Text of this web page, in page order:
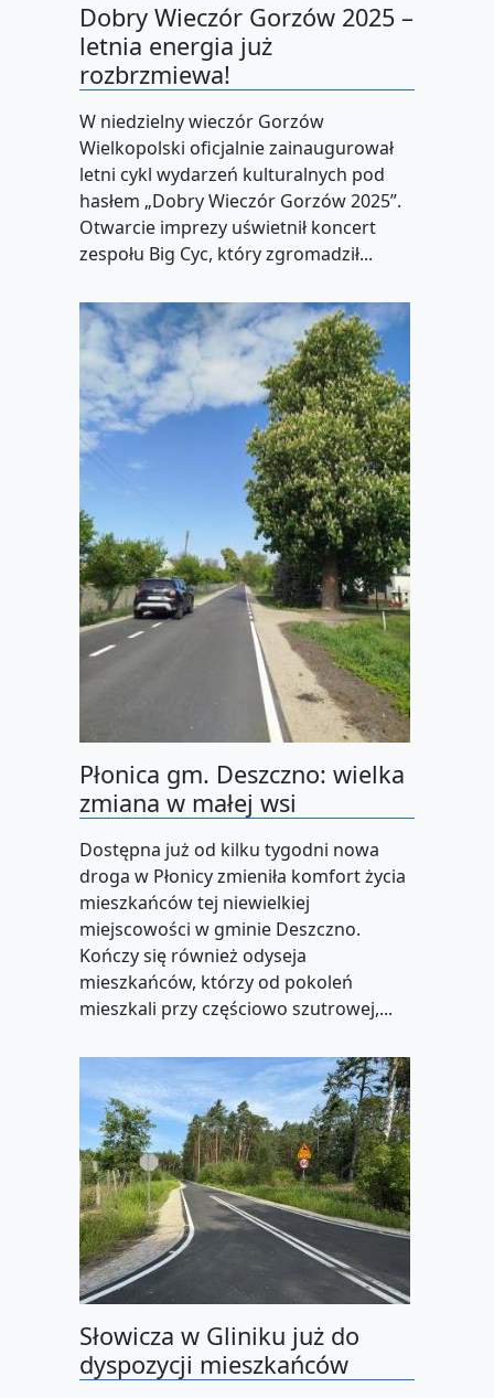
Dobry Wieczór Gorzów 2025 –
letnia energia już
rozbrzmiewa!
W niedzielny wieczór Gorzów
Wielkopolski oficjalnie zainaugurował
letni cykl wydarzeń kulturalnych pod
hasłem „Dobry Wieczór Gorzów 2025”.
Otwarcie imprezy uświetnił koncert
zespołu Big Cyc, który zgromadził...
Płonica gm. Deszczno: wielka
zmiana w małej wsi
Dostępna już od kilku tygodni nowa
droga w Płonicy zmieniła komfort życia
mieszkańców tej niewielkiej
miejscowości w gminie Deszczno.
Kończy się również odyseja
mieszkańców, którzy od pokoleń
mieszkali przy częściowo szutrowej,...
Słowicza w Gliniku już do
dyspozycji mieszkańców